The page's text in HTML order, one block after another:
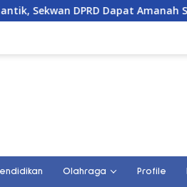
Dapat Amanah Strategis
Olahraga Profile